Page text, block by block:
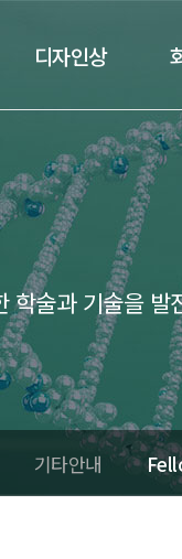
디자인상
학술과 기술을 발
기타안내